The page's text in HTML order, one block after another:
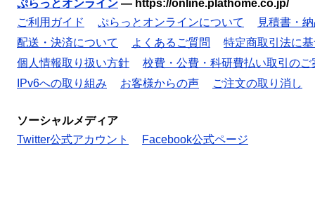
ぷらっとオンライン — https://online.plathome.co.jp/
ご利用ガイド
ぷらっとオンラインについて
見積書・
配送・決済について
よくあるご質問
特定商取引法に
個人情報取り扱い方針
校費・公費・科研費払い取引のご
IPv6への取り組み
お客様からの声 ご注文の取り消し
ソーシャルメディア
Twitter公式アカウント
Facebook公式ページ